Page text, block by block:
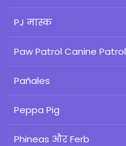
PJ मास्क
Paw Patrol Canine Patrol
Pañales
Peppa Pig
Phineas और Ferb